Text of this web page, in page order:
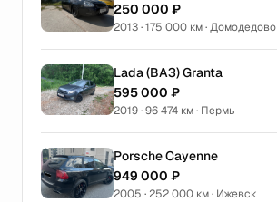
250 000 ₽
2013 · 175 000 км · Домодедово
Lada (ВАЗ) Granta
595 000 ₽
2019 · 96 474 км · Пермь
Porsche Cayenne
949 000 ₽
2005 · 252 000 км · Ижевск